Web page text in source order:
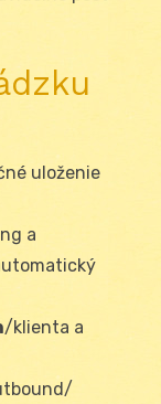
uloženie
a
/klienta a